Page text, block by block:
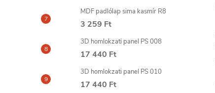
MDF padlólap sima kasmír R8
3 259 Ft
3D homlokzati panel PS 008
17 440 Ft
3D homlokzati panel PS 010
17 440 Ft